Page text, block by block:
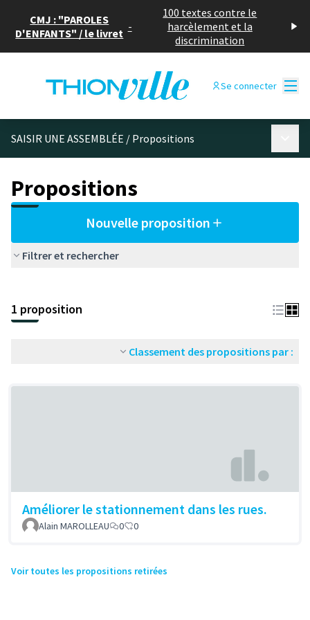
CMJ : "PAROLES
D'ENFANTS" / le livret -
100 textes contre le
harcèlement et la
discrimination
Se connecter
SAISIR UNE ASSEMBLÉE / Propositions
Propositions
Nouvelle proposition
Filtrer et rechercher
1 proposition
Classement des propositions par :
Améliorer le stationnement dans les rues.
Alain MAROLLEAU 0 0
Voir toutes les propositions retirées